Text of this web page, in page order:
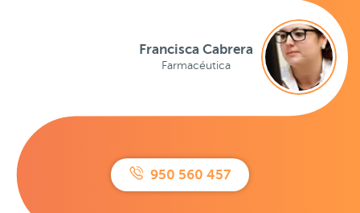
950 560 457
Francisca Cabrera
Farmacéutica